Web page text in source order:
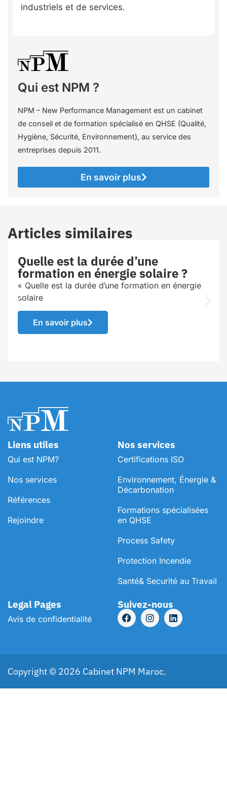
industriels et de services.
Qui est NPM ?
NPM – New Performance Management est un cabinet
de conseil et de formation spécialisé en QHSE (Qualité,
Hygiène, Sécurité, Environnement), au service des
entreprises depuis 2011.
En savoir plus
Articles similaires
Quelle est la durée d’une
formation en énergie solaire ?
« Quelle est la durée d’une formation en énergie
solaire
En savoir plus
Liens utiles
Qui est NPM?
Nos services
Références
Rejoindre
Nos services
Certifications ISO
Environnement, Énergie &
Décarbonation
⁠Formations spécialisées
en QHSE
Process Safety
Protection Incendie
Santé& Securité au Travail
Legal Pages
Avis de confidentialité
Suivez-nous
Copyright © 2026 Cabinet NPM Maroc.